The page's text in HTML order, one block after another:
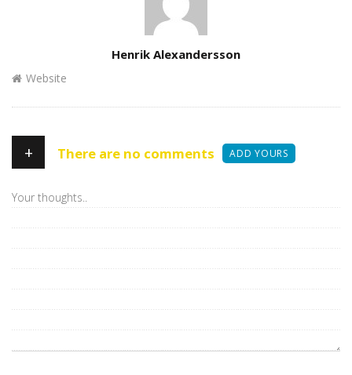
Henrik Alexandersson
Website
+ There are no comments ADD YOURS